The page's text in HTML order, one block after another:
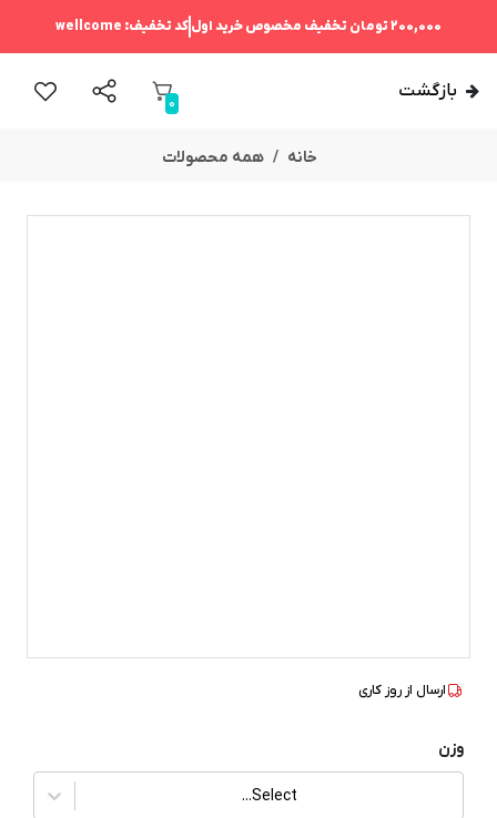
200,000 تومان تخفیف مخصوص خرید اولکد تخفیف: wellcome
بازگشت
0
خانه همه محصولات
ارسال از روز کاری
وزن
Select...